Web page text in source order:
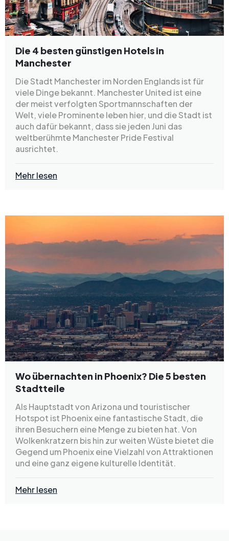
Die 4 besten günstigen Hotels in
Manchester
Die Stadt Manchester im Norden Englands ist für
viele Dinge bekannt. Manchester United ist eine
der meist verfolgten Sportmannschaften der
Welt, viele Prominente leben hier, und die Stadt ist
auch dafür bekannt, dass sie jeden Juni das
weltberühmte Manchester Pride Festival
ausrichtet.
Mehr lesen
Wo übernachten in Phoenix? Die 5 besten
Stadtteile
Als Hauptstadt von Arizona und touristischer
Hotspot ist Phoenix eine fantastische Stadt, die
ihren Besuchern eine Menge zu bieten hat. Von
Wolkenkratzern bis hin zur weiten Wüste bietet die
Gegend um Phoenix eine Vielzahl von Attraktionen
und eine ganz eigene kulturelle Identität.
Mehr lesen